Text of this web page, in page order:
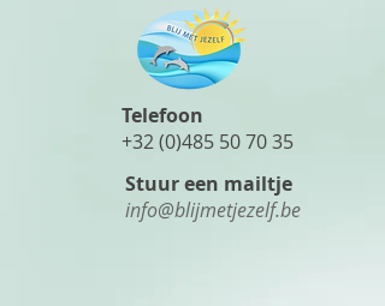
Telefoon
+32 (0)485 50 70 35
Stuur een mailtje
info@blijmetjezelf.be